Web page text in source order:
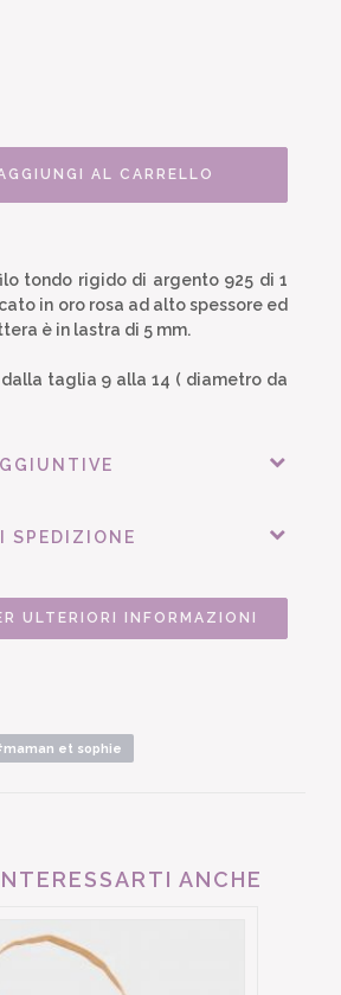
AL CARRELLO
tondo rigido di argento 925 di 1
in oro rosa ad alto spessore ed
è in lastra di 5 mm.
dalla taglia 9 alla 14 ( diametro da
SPEDIZIONE
ULTERIORI INFORMAZIONI
et sophie
ANCHE